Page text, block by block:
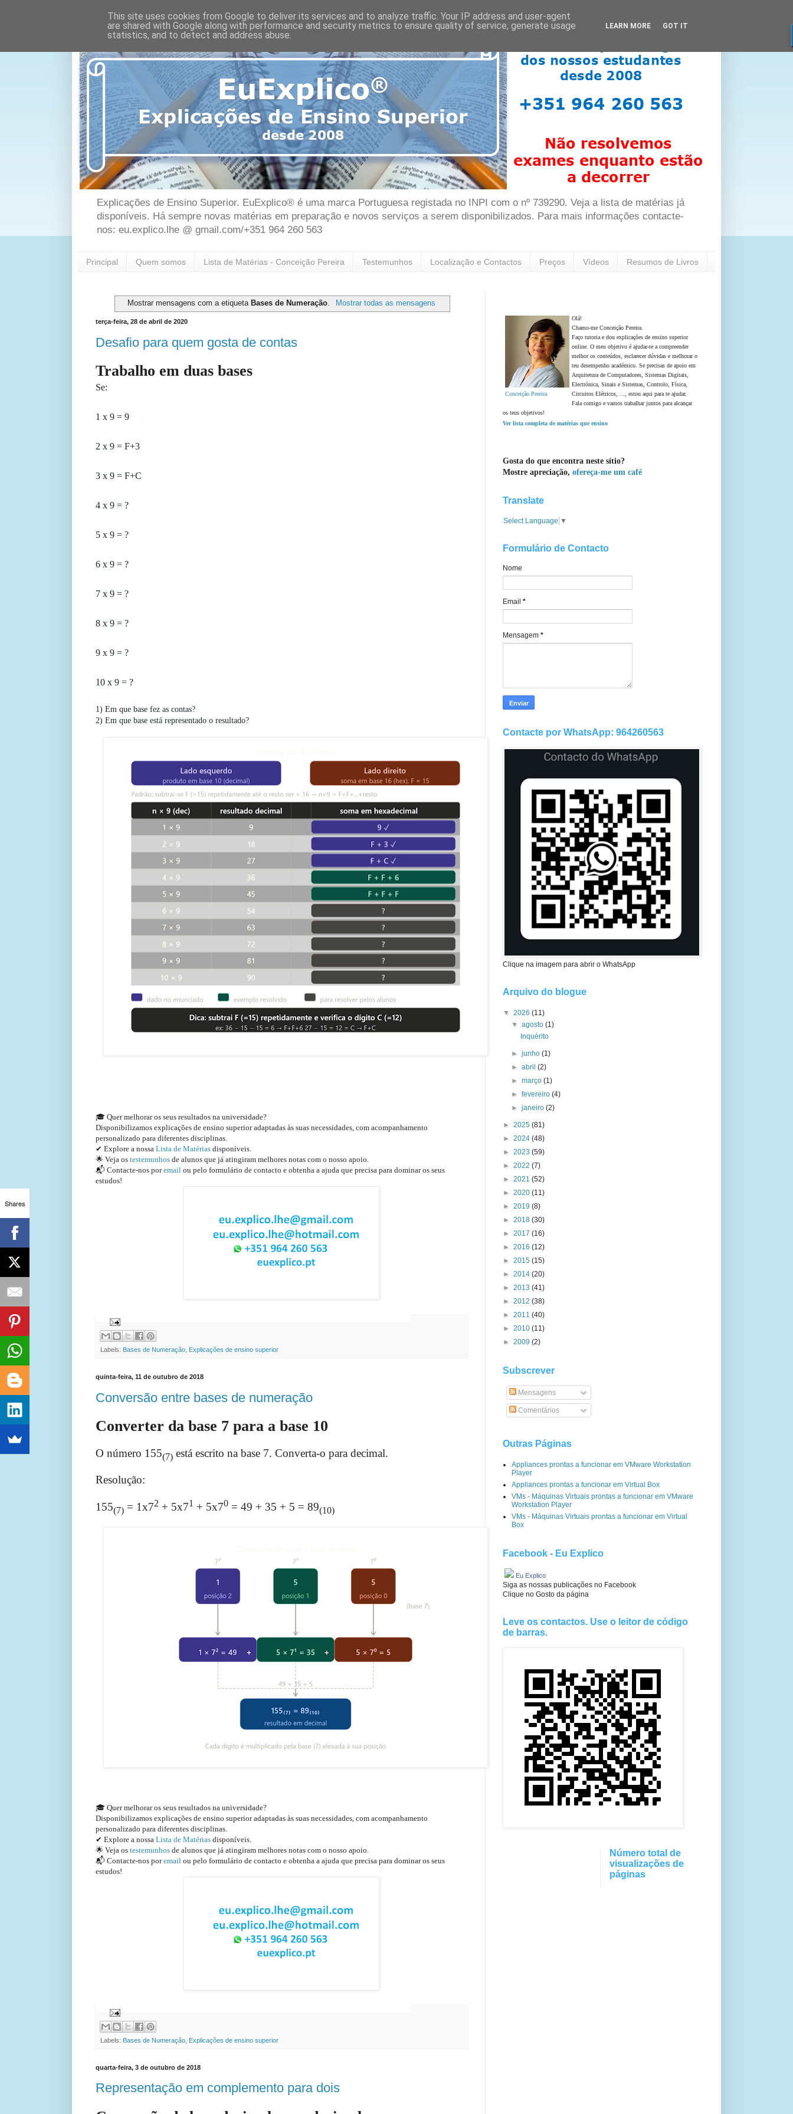
Explicações de Ensino Superior. EuExplico® é uma marca Portuguesa registada no INPI com o nº 739290. Veja a lista de matérias já
disponíveis. Há sempre novas matérias em preparação e novos serviços a serem disponibilizados. Para mais informações contacte-
nos: eu.explico.lhe @ gmail.com/+351 964 260 563
Principal Quem somos Lista de Matérias - Conceição Pereira Testemunhos Localização e Contactos Preços Vídeos Resumos de Livros
Mostrar mensagens com a etiqueta Bases de Numeração. Mostrar todas as mensagens
terça-feira, 28 de abril de 2020
Desafio para quem gosta de contas
Trabalho em duas bases
Se:
1 x 9 = 9
2 x 9 = F+3
3 x 9 = F+C
4 x 9 = ?
5 x 9 = ?
6 x 9 = ?
7 x 9 = ?
8 x 9 = ?
9 x 9 = ?
10 x 9 = ?
1) Em que base fez as contas?
2) Em que base está representado o resultado?
🎓 Quer melhorar os seus resultados na universidade?
Disponibilizamos explicações de ensino superior adaptadas às suas necessidades, com acompanhamento
personalizado para diferentes disciplinas.
✔ Explore a nossa Lista de Matérias disponíveis.
🌟 Veja os testemunhos de alunos que já atingiram melhores notas com o nosso apoio.
📬 Contacte-nos poremail ou pelo formulário de contacto e obtenha a ajuda que precisa para dominar os seus
estudos!
Labels: Bases de Numeração Explicações de ensino superior
quinta-feira, 11 de outubro de 2018
Conversão entre bases de numeração
Converter da base 7 para a base 10
O número 155(7) está escrito na base 7. Converta-o para decimal.
Resolução:
155(7) = 1x72 + 5x71 + 5x70 = 49 + 35 + 5 = 89(10)
🎓 Quer melhorar os seus resultados na universidade?
Disponibilizamos explicações de ensino superior adaptadas às suas necessidades, com acompanhamento
personalizado para diferentes disciplinas.
✔ Explore a nossa Lista de Matérias disponíveis.
🌟 Veja os testemunhos de alunos que já atingiram melhores notas com o nosso apoio.
📬 Contacte-nos poremail ou pelo formulário de contacto e obtenha a ajuda que precisa para dominar os seus
estudos!
Labels: Bases de Numeração Explicações de ensino superior
quarta-feira, 3 de outubro de 2018
Representação em complemento para dois
Conceição Pereira
Olá!
Chamo-me Conceição Pereira.
Faço tutoria e dou explicações de ensino superior
online. O meu objetivo é ajudar-te a compreender
melhor os conteúdos, esclarecer dúvidas e melhorar o
teu desempenho académico. Se precisas de apoio em
Arquitetura de Computadores, Sistemas Digitais,
Electrónica, Sinais e Sistemas, Controlo, Física,
Circuitos Elétricos, ..., estou aqui para te ajudar.
Fala comigo e vamos trabalhar juntos para alcançar
os teus objetivos!
Ver lista completa de matérias que ensino
Gosta do que encontra neste sítio?
Mostre apreciação, ofereça-me um café
Translate
Select Language ▼
Formulário de Contacto
Nome
Email *
Mensagem *
Contacte por WhatsApp: 964260563
Clique na imagem para abrir o WhatsApp
Arquivo do blogue
▼ 2026 (11)
▼agosto(1)
Inquérito
►junho(1)
►abril(2)
►março(1)
►fevereiro(4)
►janeiro(2)
► 2025 (81)
► 2024 (48)
► 2023 (59)
► 2022 (7)
► 2021 (52)
► 2020 (11)
► 2019 (8)
► 2018 (30)
► 2017 (16)
► 2016 (12)
► 2015 (15)
► 2014 (20)
► 2013 (41)
► 2012 (38)
► 2011 (40)
► 2010 (11)
► 2009 (2)
Subscrever
Mensagens
Comentários
Outras Páginas
Appliances prontas a funcionar em VMware Workstation
Player
Appliances prontas a funcionar em Virtual Box
VMs - Máquinas Virtuais prontas a funcionar em VMware
Workstation Player
VMs - Máquinas Virtuais prontas a funcionar em Virtual
Box
Facebook - Eu Explico
Eu Explico
Siga as nossas publicações no Facebook
Clique no Gosto da página
Leve os contactos. Use o leitor de código
de barras.
Número total de
visualizações de
páginas
This site uses cookies from Google to deliver its services and to analyze traffic. Your IP address and user-agent
are shared with Google along with performance and security metrics to ensure quality of service, generate usage
statistics, and to detect and address abuse.
LEARN MORE GOT IT
Shares